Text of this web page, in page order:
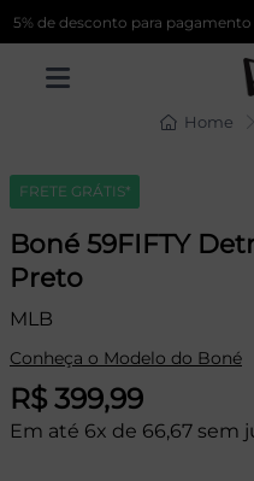
de desconto para pagamento
Home
FRETE GRÁTIS*
Boné 59FIFTY
Preto
MLB
Conheça o Modelo do Boné
R$ 399,99
Em até 6x de 66,67 sem